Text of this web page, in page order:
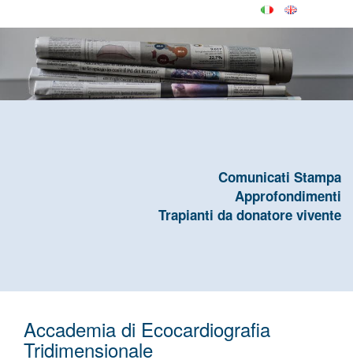
Comunicati Stampa
Approfondimenti
Trapianti da donatore vivente
Accademia di Ecocardiografia
Tridimensionale